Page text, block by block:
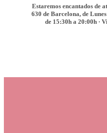
Estaremos encantados de
630 de Barcelona, de
de 15:30h a 20:00h ·